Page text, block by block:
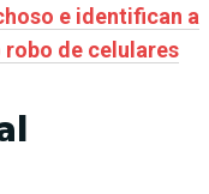
e identifican a
de celulares